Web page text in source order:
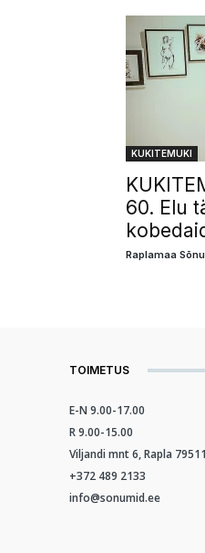
KUKITEMUKI
60. Elu
Raplamaa
TOIMETUS
E-N 9.00-17.00
R 9.00-15.00
Viljandi mnt 6, Rapla 79511
+372 489 2133
info@sonumid.ee